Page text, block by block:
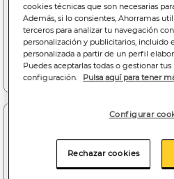
Bajada de precio a0.75€
(06/08/26 - 16/08/26)
Añadir a la cesta
cookies técnicas que son necesarias
Además, si lo consientes, Ahorramas
terceros para analizar tu navegación
personalización y publicitarios, incluido
personalizada a partir de un perfil
Puedes aceptarlas todas o gestionar
configuración.
Pulsa aquí para tener
Configurar
Rechazar cookies